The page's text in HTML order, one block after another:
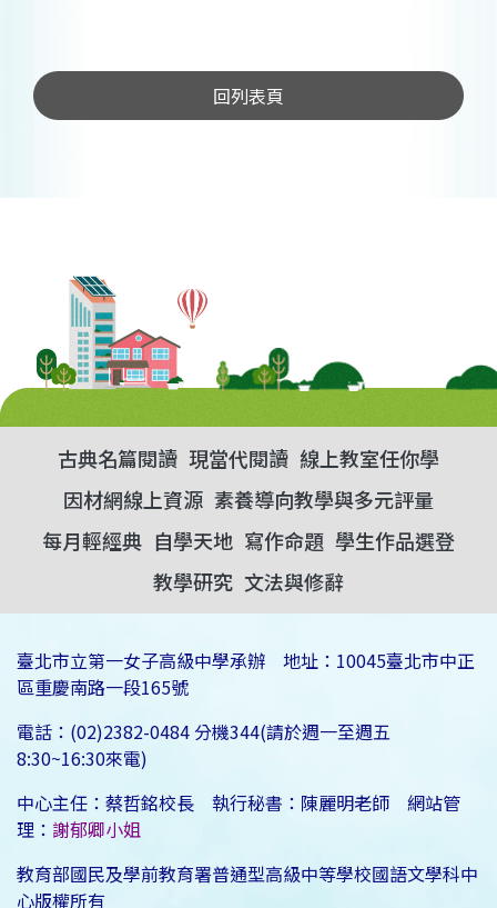
回列表頁
古典名篇閱讀 現當代閱讀 線上教室任你學
因材網線上資源 素養導向教學與多元評量
每月輕經典 自學天地 寫作命題 學生作品選登
教學研究 文法與修辭
臺北市立第一女子高級中學承辦 地址：10045臺北市中正
區重慶南路一段165號
電話：(02)2382-0484 分機344(請於週一至週五
8:30~16:30來電)
中心主任：蔡哲銘校長 執行秘書：陳麗明老師 網站管
理： 謝郁卿小姐
教育部國民及學前教育署普通型高級中等學校國語文學科中
心版權所有